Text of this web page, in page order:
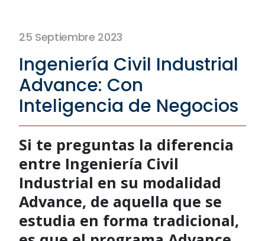
25 Septiembre 2023
Ingeniería Civil Industrial
Advance: Con
Inteligencia de Negocios
Si te preguntas la diferencia
entre Ingeniería Civil
Industrial en su modalidad
Advance, de aquella que se
estudia en forma tradicional,